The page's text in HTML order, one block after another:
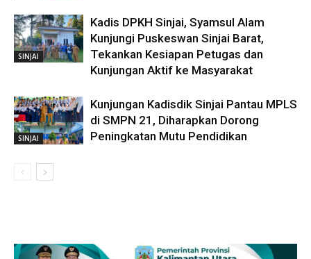
SINJAI
Kadis DPKH Sinjai, Syamsul Alam
Kunjungi Puskeswan Sinjai Barat,
Tekankan Kesiapan Petugas dan
Kunjungan Aktif ke Masyarakat
SINJAI
Kunjungan Kadisdik Sinjai Pantau MPLS
di SMPN 21, Diharapkan Dorong
Peningkatan Mutu Pendidikan